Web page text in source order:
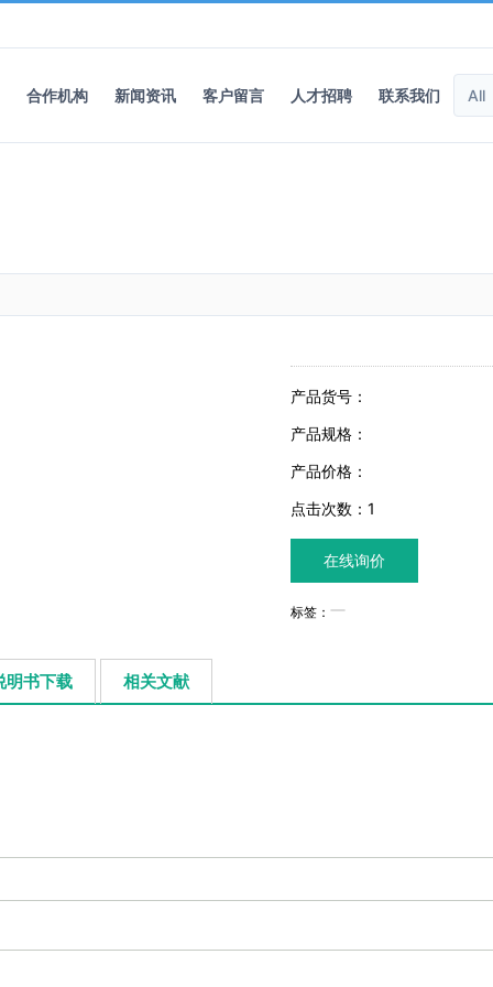
合作机构 新闻资讯 客户留言 人才招聘 联系我们
产品货号：
产品规格：
产品价格：
点击次数： 1
在线询价
标签：
明书下载 相关文献